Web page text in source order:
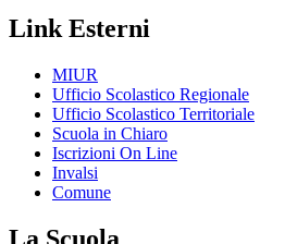
Link Esterni
MIUR
Ufficio Scolastico Regionale
Ufficio Scolastico Territoriale
Scuola in Chiaro
Iscrizioni On Line
Invalsi
Comune